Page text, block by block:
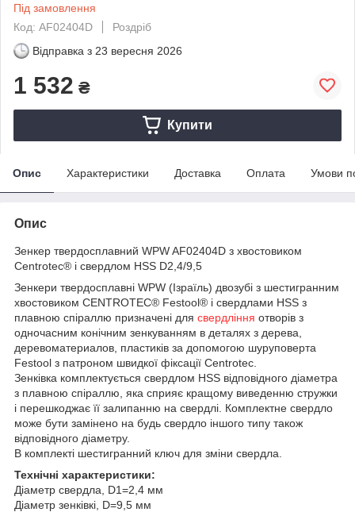
Під замовлення
Код: AF02404D
Роздріб
Відправка з 23 вересня 2026
1 532 ₴
Купити
Опис Характеристики Доставка Оплата Умови
Опис
Зенкер твердосплавний WPW AF02404D з хвостовиком
Centrotec® і свердлом HSS D2,4/9,5
Зенкери твердосплавні WPW (Ізраїль) двозубі з шестигранним
хвостовиком CENTROTEC® Festool® і свердлами HSS з
плавною спіраллю призначені для свердління отворів з
одночасним конічним зенкуванням в деталях з дерева,
деревоматериалов, пластиків за допомогою шуруповерта
Festool з патроном швидкої фіксації Centrotec.
Зенківка комплектується свердлом HSS відповідного діаметра
з плавною спіраллю, яка сприяє кращому виведенню стружки
і перешкоджає її залипанню на свердлі. Комплектне свердло
може бути замінено на будь свердло іншого типу також
відповідного діаметру.
В комплекті шестигранний ключ для зміни свердла.
Технічні характеристики:
Діаметр свердла, D1=2,4 мм
Діаметр зенківкі, D=9,5 мм